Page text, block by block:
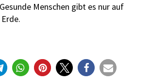
Menschen gibt es nur auf